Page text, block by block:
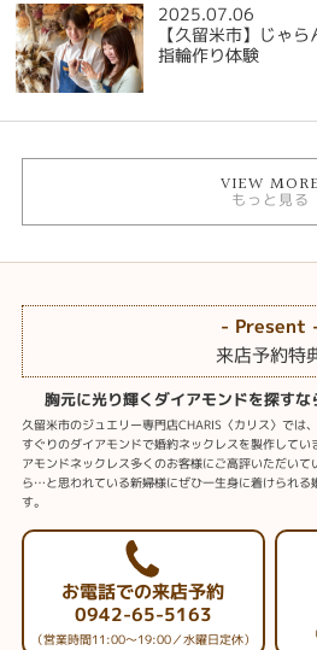
2025.07.06
【久留米市】じゃ
指輪作り体験
VIEW MORE
もっと見る
- Present
来店予約特
胸元に光り輝くダイアモンドを探す
久留米市のジュエリー専門店CHARIS〈カリス〉では
すぐりのダイアモンドで婚約ネックレスを製作して
アモンドネックレス多くのお客様にご高評いただい
ら…と思われている新婦様にぜひ一生身に着けられる
す。
お電話での来店予約
0942-65-5163
（営業時間11:00～19:00／水曜日定休）